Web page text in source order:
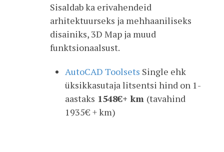
Sisaldab ka erivahendeid
arhitektuurseks ja mehhaaniliseks
disainiks, 3D Map ja muud
funktsionaalsust.
AutoCAD Toolsets Single ehk
üksikkasutaja litsentsi hind on 1-
aastaks 1548€+ km (tavahind
1935€ + km)